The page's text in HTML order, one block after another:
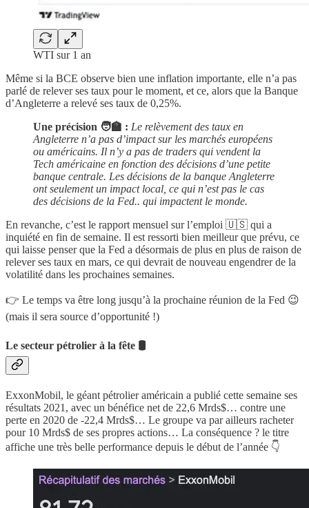
WTI sur 1 an
Même si la BCE observe bien une inflation importante, elle n’a pas
parlé de relever ses taux pour le moment, et ce, alors que la Banque
d’Angleterre a relevé ses taux de 0,25%.
Une précision 🧑‍🏫 : Le relèvement des taux en
Angleterre n’a pas d’impact sur les marchés européens
ou américains. Il n’y a pas de traders qui vendent la
Tech américaine en fonction des décisions d’une petite
banque centrale. Les décisions de la banque Angleterre
ont seulement un impact local, ce qui n’est pas le cas
des décisions de la Fed.. qui impactent le monde.
En revanche, c’est le rapport mensuel sur l’emploi 🇺🇸 qui a
inquiété en fin de semaine. Il est ressorti bien meilleur que prévu, ce
qui laisse penser que la Fed a désormais de plus en plus de raison de
relever ses taux en mars, ce qui devrait de nouveau engendrer de la
volatilité dans les prochaines semaines.
👉 Le temps va être long jusqu’à la prochaine réunion de la Fed 😉
(mais il sera source d’opportunité !)
Le secteur pétrolier à la fête 🛢
ExxonMobil, le géant pétrolier américain a publié cette semaine ses
résultats 2021, avec un bénéfice net de 22,6 Mrds$… contre une
perte en 2020 de -22,4 Mrds$… Le groupe va par ailleurs racheter
pour 10 Mrds$ de ses propres actions… La conséquence ? le titre
affiche une très belle performance depuis le début de l’année 👇